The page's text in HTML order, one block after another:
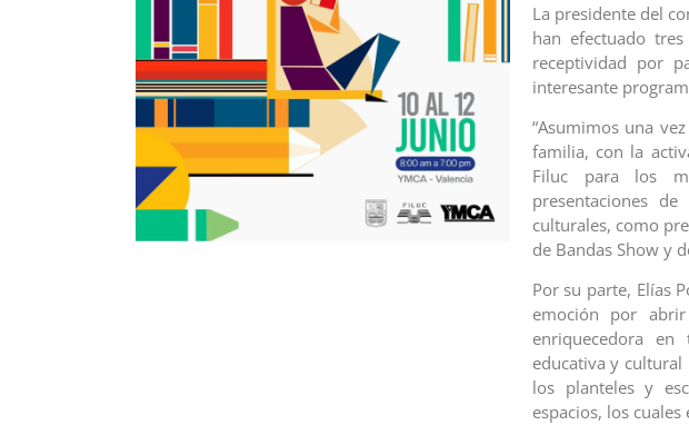
La presidente del
han efectuado
receptividad por
interesante
“Asumimos una
familia, con la
Filuc para los
presentaciones
culturales, como
de Bandas Show y
Por su parte, Elías
emoción por
enriquecedora
educativa y
los planteles y
espacios, los